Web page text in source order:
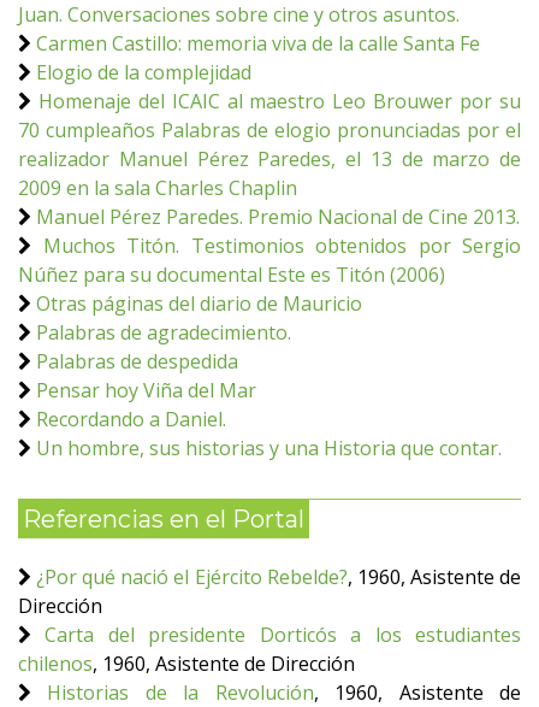
Juan. Conversaciones sobre cine y otros asuntos.
Carmen Castillo: memoria viva de la calle Santa Fe
Elogio de la complejidad
Homenaje del ICAIC al maestro Leo Brouwer por su
70 cumpleaños Palabras de elogio pronunciadas por el
realizador Manuel Pérez Paredes, el 13 de marzo de
2009 en la sala Charles Chaplin
Manuel Pérez Paredes. Premio Nacional de Cine 2013.
Muchos Titón. Testimonios obtenidos por Sergio
Núñez para su documental Este es Titón (2006)
Otras páginas del diario de Mauricio
Palabras de agradecimiento.
Palabras de despedida
Pensar hoy Viña del Mar
Recordando a Daniel.
Un hombre, sus historias y una Historia que contar.
Referencias en el Portal
¿Por qué nació el Ejército Rebelde?, 1960, Asistente de
Dirección
Carta del presidente Dorticós a los estudiantes
chilenos, 1960, Asistente de Dirección
Historias de la Revolución, 1960, Asistente de